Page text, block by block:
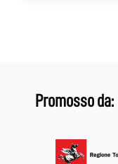
Promosso da: